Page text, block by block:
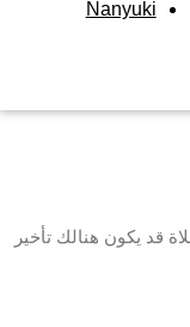
Nanyuki
قد يكون هنالك تأخير